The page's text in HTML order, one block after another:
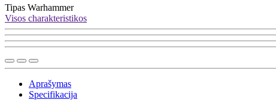
Tipas Warhammer
Visos charakteristikos
Aprašymas
Specifikacija